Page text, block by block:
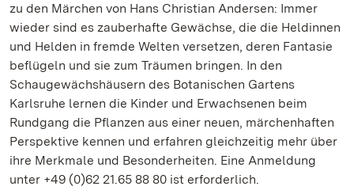
zu den Märchen von Hans Christian Andersen: Immer
wieder sind es zauberhafte Gewächse, die die Heldinnen
und Helden in fremde Welten versetzen, deren Fantasie
beflügeln und sie zum Träumen bringen. In den
Schaugewächshäusern des Botanischen Gartens
Karlsruhe lernen die Kinder und Erwachsenen beim
Rundgang die Pflanzen aus einer neuen, märchenhaften
Perspektive kennen und erfahren gleichzeitig mehr über
ihre Merkmale und Besonderheiten. Eine Anmeldung
unter +49 (0)62 21.65 88 80 ist erforderlich.